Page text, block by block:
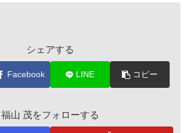
シェアする
Facebook LINE コピー
福山 茂をフォローする